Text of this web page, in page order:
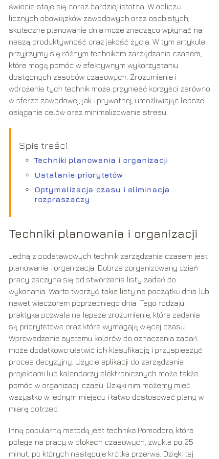
świecie staje się coraz bardziej istotna. W obliczu
licznych obowiązków zawodowych oraz osobistych,
skuteczne planowanie dnia może znacząco wpłynąć na
naszą produktywność oraz jakość życia. W tym artykule
przyjrzymy się różnym technikom zarządzania czasem,
które mogą pomóc w efektywnym wykorzystaniu
dostępnych zasobów czasowych. Zrozumienie i
wdrożenie tych technik może przynieść korzyści zarówno
w sferze zawodowej, jak i prywatnej, umożliwiając lepsze
osiąganie celów oraz minimalizowanie stresu.
Spis treści:
Techniki planowania i organizacji
Ustalanie priorytetów
Optymalizacja czasu i eliminacja
rozpraszaczy
Techniki planowania i organizacji
Jedną z podstawowych technik zarządzania czasem jest
planowanie i organizacja. Dobrze zorganizowany dzień
pracy zaczyna się od stworzenia listy zadań do
wykonania. Warto tworzyć takie listy na początku dnia lub
nawet wieczorem poprzedniego dnia. Tego rodzaju
praktyka pozwala na lepsze zrozumienie, które zadania
są priorytetowe oraz które wymagają więcej czasu.
Wprowadzenie systemu kolorów do oznaczania zadań
może dodatkowo ułatwić ich klasyfikację i przyspieszyć
proces decyzyjny. Użycie aplikacji do zarządzania
projektami lub kalendarzy elektronicznych może także
pomóc w organizacji czasu. Dzięki nim możemy mieć
wszystko w jednym miejscu i łatwo dostosować plany w
miarę potrzeb.
Inną popularną metodą jest technika Pomodoro, która
polega na pracy w blokach czasowych, zwykle po 25
minut, po których następuje krótka przerwa. Dzięki tej